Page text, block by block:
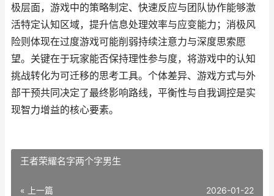
极层面，游戏中的策略制定、快速反应与团队协作能够激
活特定认知区域，提升信息处理效率与应变能力；消极风
险则体现在过度游戏可能削弱持续注意力与深度思索愿
望。关键在于玩家能否保持理性参与度，将游戏中的认知
挑战转化为可迁移的思考工具。个体差异、游戏方式与外
部干预共同决定了最终影响路线，平衡性与自我调控是实
现智力增益的核心要素。
王者荣耀名字两个字男生
« 上一篇 2026-01-22